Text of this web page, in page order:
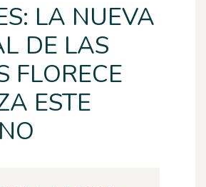
LA NUEVA
DE LAS
FLORECE
ESTE